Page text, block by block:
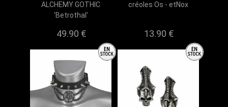
ALCHEMY GOTHIC
'Betrothal'
49.90 €
créoles Os - etNox
13.90 €